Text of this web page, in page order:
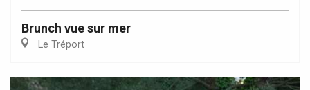
Brunch vue sur mer
Le Tréport